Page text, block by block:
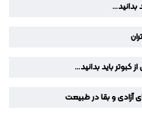
بدانید…
کبوتر باید بدانید…
و بقا در طبیعت